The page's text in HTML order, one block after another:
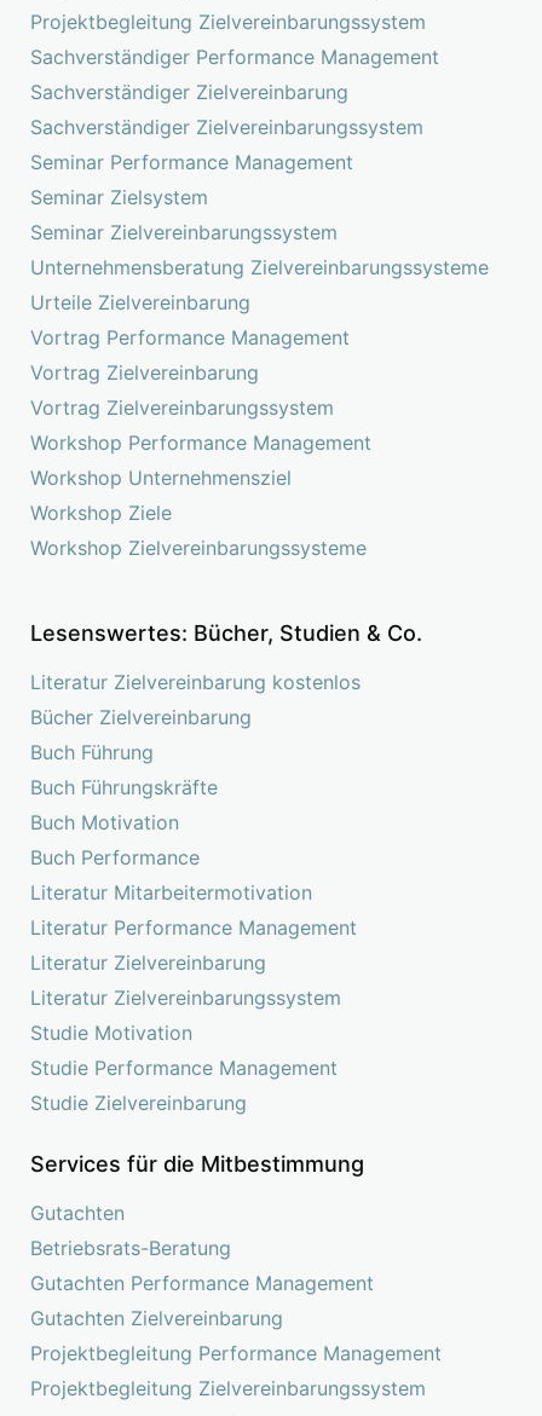
Projektbegleitung Zielvereinbarungssystem
Sachverständiger Performance Management
Sachverständiger Zielvereinbarung
Sachverständiger Zielvereinbarungssystem
Seminar Performance Management
Seminar Zielsystem
Seminar Zielvereinbarungssystem
Unternehmensberatung Zielvereinbarungssysteme
Urteile Zielvereinbarung
Vortrag Performance Management
Vortrag Zielvereinbarung
Vortrag Zielvereinbarungssystem
Workshop Performance Management
Workshop Unternehmensziel
Workshop Ziele
Workshop Zielvereinbarungssysteme
Lesenswertes: Bücher, Studien & Co.
Literatur Zielvereinbarung kostenlos
Bücher Zielvereinbarung
Buch Führung
Buch Führungskräfte
Buch Motivation
Buch Performance
Literatur Mitarbeitermotivation
Literatur Performance Management
Literatur Zielvereinbarung
Literatur Zielvereinbarungssystem
Studie Motivation
Studie Performance Management
Studie Zielvereinbarung
Services für die Mitbestimmung
Gutachten
Betriebsrats-Beratung
Gutachten Performance Management
Gutachten Zielvereinbarung
Projektbegleitung Performance Management
Projektbegleitung Zielvereinbarungssystem